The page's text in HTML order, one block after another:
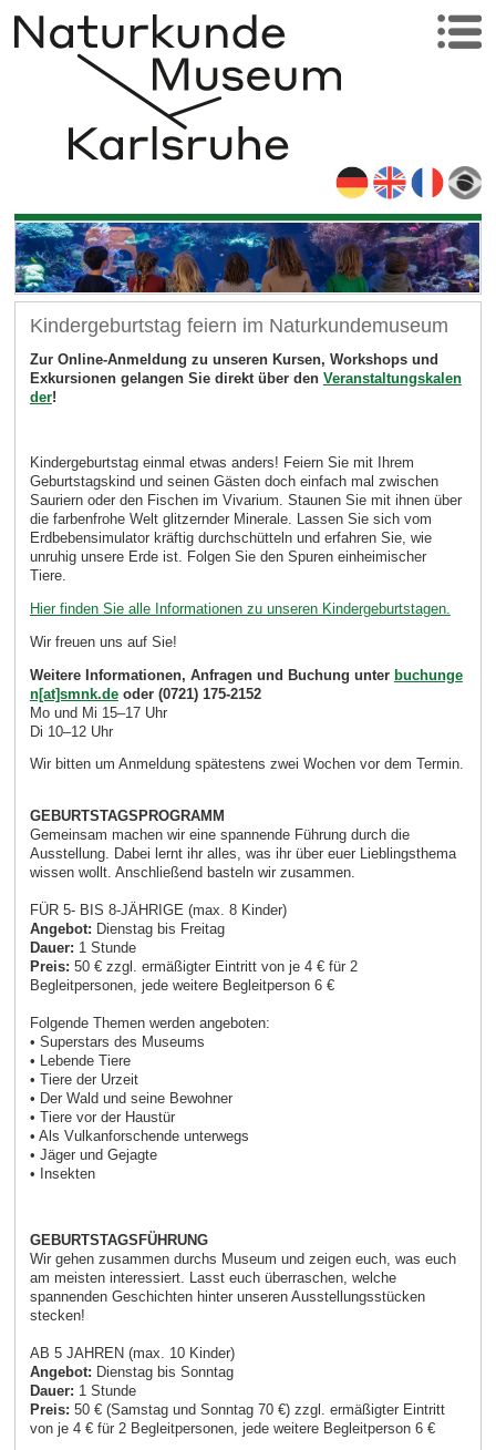
Kindergeburtstag feiern im Naturkundemuseum
Zur Online-Anmeldung zu unseren Kursen, Workshops und
Exkursionen gelangen Sie direkt über den Veranstaltungskalen
der!
Kindergeburtstag einmal etwas anders! Feiern Sie mit Ihrem
Geburtstagskind und seinen Gästen doch einfach mal zwischen
Sauriern oder den Fischen im Vivarium. Staunen Sie mit ihnen über
die farbenfrohe Welt glitzernder Minerale. Lassen Sie sich vom
Erdbebensimulator kräftig durchschütteln und erfahren Sie, wie
unruhig unsere Erde ist. Folgen Sie den Spuren einheimischer
Tiere.
Hier finden Sie alle Informationen zu unseren Kindergeburtstagen.
Wir freuen uns auf Sie!
Weitere Informationen, Anfragen und Buchung unter buchunge
n[at]smnk.deoder (0721) 175-2152
Mo und Mi 15–17 Uhr
Di 10–12 Uhr
Wir bitten um Anmeldung spätestens zwei Wochen vor dem Termin.
GEBURTSTAGSPROGRAMM
Gemeinsam machen wir eine spannende Führung durch die
Ausstellung. Dabei lernt ihr alles, was ihr über euer Lieblingsthema
wissen wollt. Anschließend basteln wir zusammen.
FÜR 5- BIS 8-JÄHRIGE (max. 8 Kinder)
Angebot: Dienstag bis Freitag
Dauer: 1 Stunde
Preis: 50 € zzgl. ermäßigter Eintritt von je 4 € für 2
Begleitpersonen, jede weitere Begleitperson 6 €
Folgende Themen werden angeboten:
• Superstars des Museums
• Lebende Tiere
• Tiere der Urzeit
• Der Wald und seine Bewohner
• Tiere vor der Haustür
• Als Vulkanforschende unterwegs
• Jäger und Gejagte
• Insekten
GEBURTSTAGSFÜHRUNG
Wir gehen zusammen durchs Museum und zeigen euch, was euch
am meisten interessiert. Lasst euch überraschen, welche
spannenden Geschichten hinter unseren Ausstellungsstücken
stecken!
AB 5 JAHREN (max. 10 Kinder)
Angebot: Dienstag bis Sonntag
Dauer: 1 Stunde
Preis: 50 € (Samstag und Sonntag 70 €) zzgl. ermäßigter Eintritt
von je 4 € für 2 Begleitpersonen, jede weitere Begleitperson 6 €